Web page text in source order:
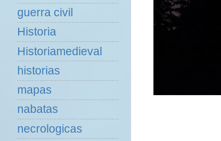
guerra civil
Historia
Historiamedieval
historias
mapas
nabatas
necrologicas